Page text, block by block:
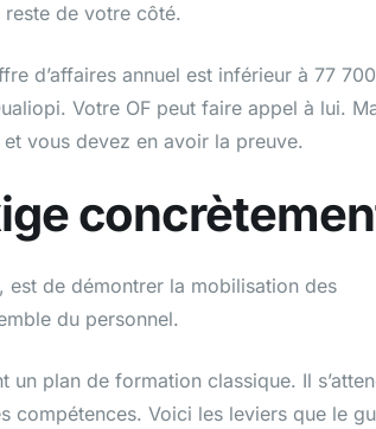
de votre côté.
d’affaires annuel est inférieur à 77 700
Votre OF peut faire appel à lui.
vous devez en avoir la preuve.
est de démontrer la mobilisation des
du personnel.
un plan de formation classique. Il
compétences. Voici les leviers que le